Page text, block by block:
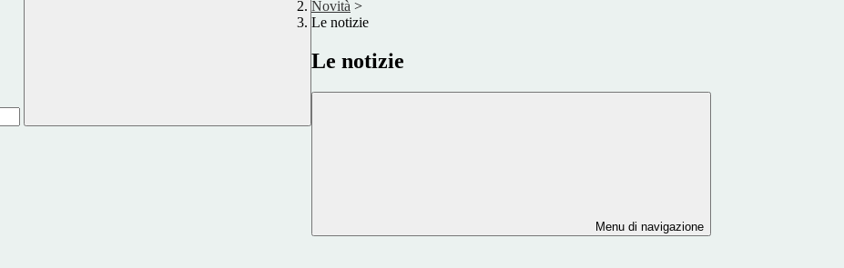
Novità >
Le notizie
Le notizie
Menu di navigazione